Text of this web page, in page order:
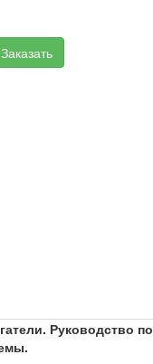
Заказать
Руководство по